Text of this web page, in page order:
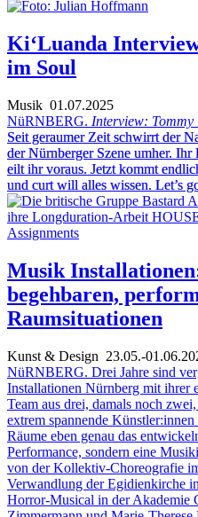
Ki‘Luanda
im Soul
Musik 01.07.2025
NüRNBERG. Interview: Tommy
Seit geraumer Zeit schwirrt der
der Nürnberger Szene umher.
eilt ihr voraus. Jetzt kommt
und curt will alles wissen. Let’s
Musik
begehbaren,
Raumsituationen
Kunst & Design 23.05.-
NüRNBERG. Drei Jahre sind
Installationen Nürnberg mit ihrer
Team aus drei, damals noch
extrem spannende
Räume eben genau das
Performance, sondern eine
von der Kollektiv-Choreografie
Verwandlung der Egidienkirche
Horror-Musical in der Akademie